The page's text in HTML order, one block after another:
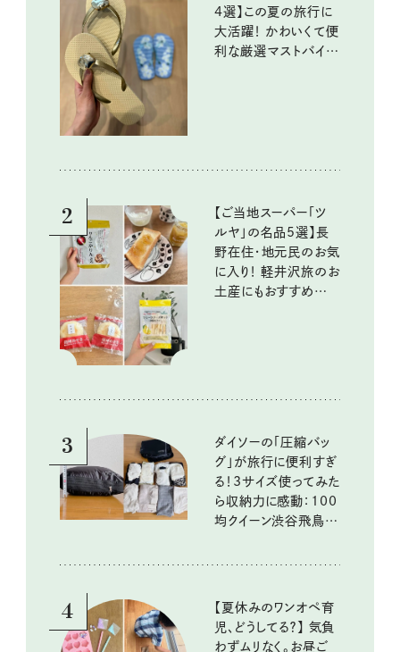
4選】この夏の旅行に
大活躍！ かわいくて便
利な厳選マストバイア
2
【ご当地スーパー「ツ
ルヤ」の名品5選】長
野在住・地元民のお気
に入り！ 軽井沢旅のお
土産にもおすすめのお
3
ダイソーの「圧縮バッ
グ」が旅行に便利すぎ
る！3サイズ使ってみた
ら収納力に感動：100
均クイーン渋谷飛鳥の
4
【夏休みのワンオペ育
児、どうしてる？】 気負
わずムリなく。お昼ご